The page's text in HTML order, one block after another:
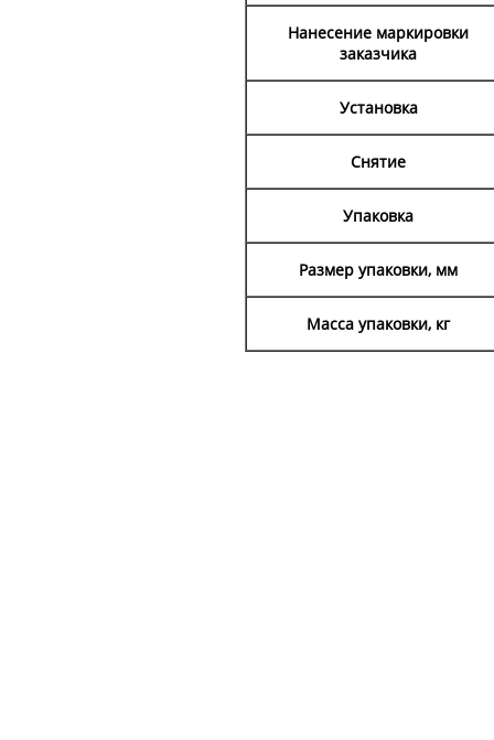
Нанесение маркировки
заказчика
Установка
Снятие
Упаковка
Размер упаковки, мм
Масса упаковки, кг